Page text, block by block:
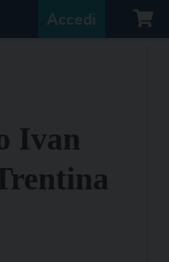
Accedi
Ivan